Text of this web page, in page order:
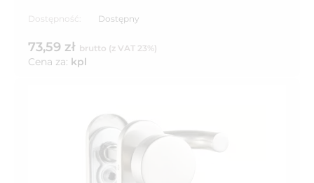
Dostępność: Dostępny
73,59 zł brutto (z VAT 23%)
Cena za: kpl